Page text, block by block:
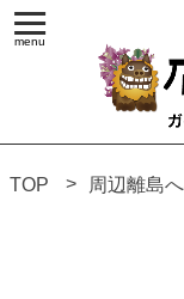
TOP 周辺離島